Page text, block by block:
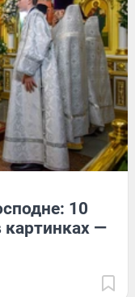
10
картинках —